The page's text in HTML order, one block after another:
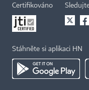
Certifikováno
Stáhněte si aplikaci HN